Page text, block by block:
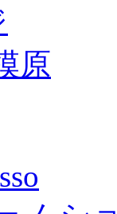
原